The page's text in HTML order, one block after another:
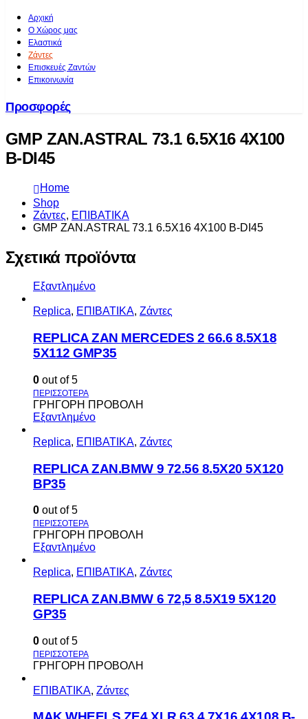
Αρχική
Ο Χώρος μας
Ελαστικά
Ζάντες
Επισκευές Ζαντών
Επικοινωνία
Προσφορές
GMP ZAN.ASTRAL 73.1 6.5X16 4X100
B-DI45
Home
Shop
Ζάντες, ΕΠΙΒΑΤΙΚΑ
GMP ZAN.ASTRAL 73.1 6.5X16 4X100 B-DI45
Σχετικά προϊόντα
Εξαντλημένο
Replica, ΕΠΙΒΑΤΙΚΑ, Ζάντες
REPLICA ZAN MERCEDES 2 66.6 8.5X18
5X112 GMP35
0 out of 5
ΓΡΗΓΟΡΗ ΠΡΟΒΟΛΗ
Εξαντλημένο
Replica, ΕΠΙΒΑΤΙΚΑ, Ζάντες
REPLICA ZAN.BMW 9 72.56 8.5X20 5X120
BP35
0 out of 5
ΓΡΗΓΟΡΗ ΠΡΟΒΟΛΗ
Εξαντλημένο
Replica, ΕΠΙΒΑΤΙΚΑ, Ζάντες
REPLICA ZAN.BMW 6 72,5 8.5X19 5X120
GP35
0 out of 5
ΓΡΗΓΟΡΗ ΠΡΟΒΟΛΗ
ΕΠΙΒΑΤΙΚΑ, Ζάντες